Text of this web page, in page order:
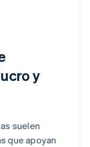
y
suelen
que apoyan